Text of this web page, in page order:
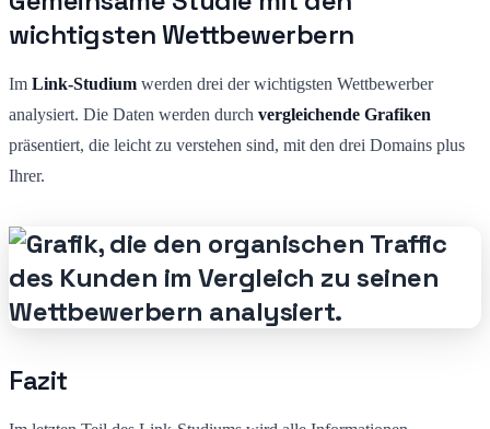
wichtigsten Wettbewerbern
Im Link-Studium werden drei der wichtigsten Wettbewerber
analysiert. Die Daten werden durch vergleichende Grafiken
präsentiert, die leicht zu verstehen sind, mit den drei Domains plus
Ihrer.
Fazit